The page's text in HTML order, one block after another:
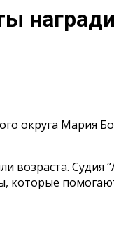
округа Мария
возраста.
которые